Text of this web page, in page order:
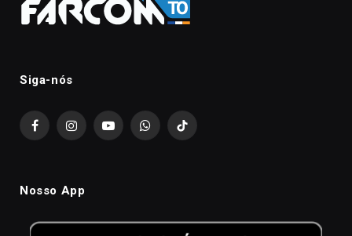
Siga-nós
FacebookInstagramYouTubeWhatsAppTikTok
Nosso App